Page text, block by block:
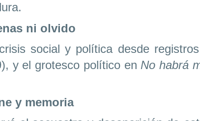
ni olvido
social y política desde
y el grotesco político en No habrá
y memoria